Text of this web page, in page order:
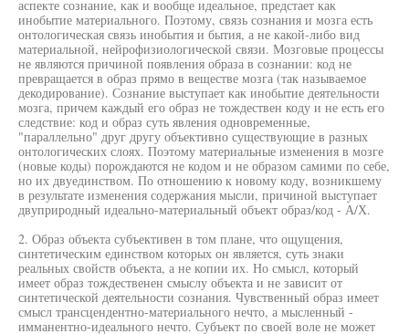
аспекте сознание, как и вообще идеальное, предстает как
инобытие материального. Поэтому, связь сознания и мозга есть
онтологическая связь инобытия и бытия, а не какой-либо вид
материальной, нейрофизиологической связи. Мозговые процессы
не являются причиной появления образа в сознании: код не
превращается в образ прямо в веществе мозга (так называемое
декодирование). Сознание выступает как инобытие деятельности
мозга, причем каждый его образ не тождествен коду и не есть его
следствие: код и образ суть явления одновременные,
"параллельно" друг другу объективно существующие в разных
онтологических слоях. Поэтому материальные изменения в мозге
(новые коды) порождаются не кодом и не образом самими по себе,
но их двуединством. По отношению к новому коду, возникшему
в результате изменения содержания мысли, причиной выступает
двуприродный идеально-материальный объект образ/код - А/Х.
2. Образ объекта субъективен в том плане, что ощущения,
синтетическим единством которых он является, суть знаки
реальных свойств объекта, а не копии их. Но смысл, который
имеет образ тождественен смыслу объекта и не зависит от
синтетической деятельности сознания. Чувственный образ имеет
смысл трансцендентно-материального нечто, а мысленный -
имманентно-идеального нечто. Субъект по своей воле не может